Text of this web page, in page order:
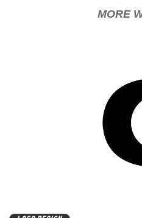
MORE